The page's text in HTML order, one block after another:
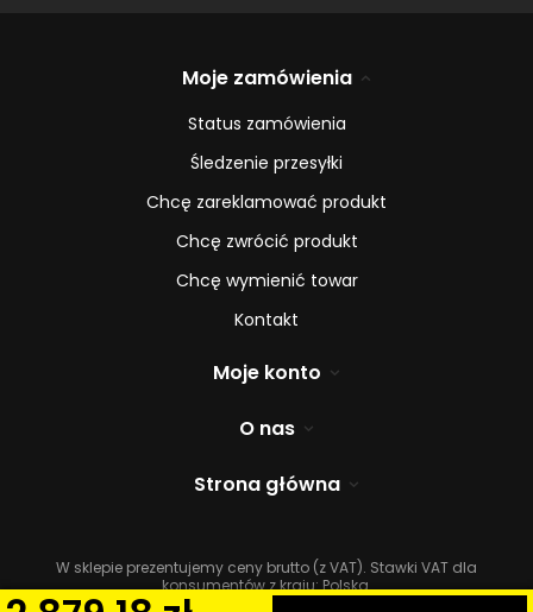
Moje zamówienia
Status zamówienia
Śledzenie przesyłki
Chcę zareklamować produkt
Chcę zwrócić produkt
Chcę wymienić towar
Kontakt
Moje konto
O nas
Strona główna
W sklepie prezentujemy ceny brutto (z VAT). Stawki VAT dla
konsumentów z kraju:Polska.